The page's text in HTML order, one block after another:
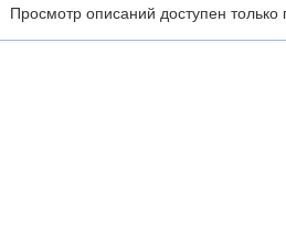
Просмотр описаний доступен только